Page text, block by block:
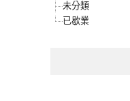
未分類
已歇業